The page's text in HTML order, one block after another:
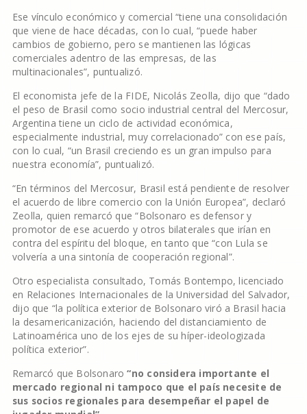
Ese vínculo económico y comercial “tiene una consolidación
que viene de hace décadas, con lo cual, “puede haber
cambios de gobierno, pero se mantienen las lógicas
comerciales adentro de las empresas, de las
multinacionales”, puntualizó.
El economista jefe de la FIDE, Nicolás Zeolla, dijo que “dado
el peso de Brasil como socio industrial central del Mercosur,
Argentina tiene un ciclo de actividad económica,
especialmente industrial, muy correlacionado” con ese país,
con lo cual, “un Brasil creciendo es un gran impulso para
nuestra economía”, puntualizó.
“En términos del Mercosur, Brasil está pendiente de resolver
el acuerdo de libre comercio con la Unión Europea”, declaró
Zeolla, quien remarcó que “Bolsonaro es defensor y
promotor de ese acuerdo y otros bilaterales que irían en
contra del espíritu del bloque, en tanto que “con Lula se
volvería a una sintonía de cooperación regional”.
Otro especialista consultado, Tomás Bontempo, licenciado
en Relaciones Internacionales de la Universidad del Salvador,
dijo que “la política exterior de Bolsonaro viró a Brasil hacia
la desamericanización, haciendo del distanciamiento de
Latinoamérica uno de los ejes de su híper-ideologizada
política exterior”.
Remarcó que Bolsonaro “no considera importante el
mercado regional ni tampoco que el país necesite de
sus socios regionales para desempeñar el papel de